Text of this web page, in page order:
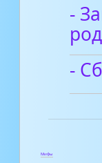
-
-
Мифы